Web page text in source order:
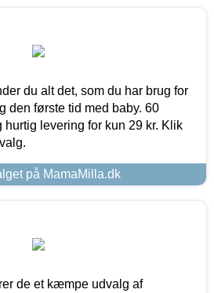
du alt det, som du har brug for
den første tid med baby. 60
hurtig levering for kun 29 kr. Klik
på MamaMilla.dk
de et kæmpe udvalg af